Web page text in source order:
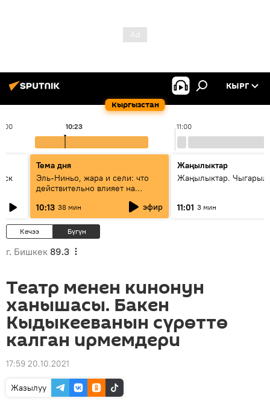
Кыргызстан
КЫРГ
11:00
10:23
Тема дня
Эль-Ниньо, жара и сели: что
действительно влияет на
10:13 38 мин эфир
Жаңылыктар
Жаңылыктар.
11:01 3 мин
Кечээ Бүгүн
г. Бишкек 89.3
Театр менен кинонун
ханышасы. Бакен
Кыдыкееванын сүрөттө
калган ирмемдери
17:59 20.10.2021
Жазылуу